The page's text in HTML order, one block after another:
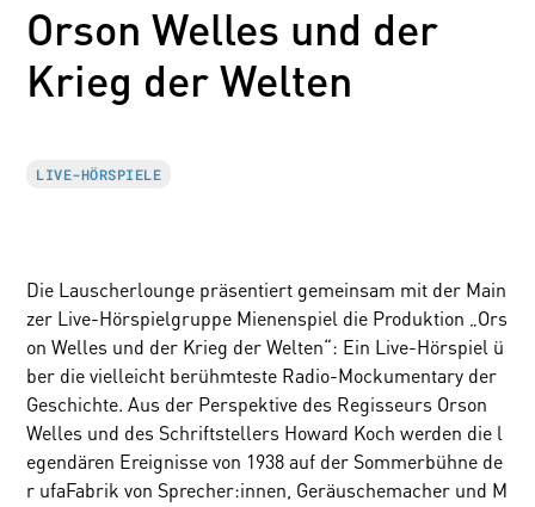
Orson Welles und der
Krieg der Welten
LIVE-HÖRSPIELE
Die Lauscherlounge präsentiert gemeinsam mit der Main
zer Live-Hörspielgruppe Mienenspiel die Produktion „Ors
on Welles und der Krieg der Welten“: Ein Live-Hörspiel ü
ber die vielleicht berühmteste Radio-Mockumentary der
Geschichte. Aus der Perspektive des Regisseurs Orson
Welles und des Schriftstellers Howard Koch werden die l
egendären Ereignisse von 1938 auf der Sommerbühne de
r ufaFabrik von Sprecher:innen, Geräuschemacher und M